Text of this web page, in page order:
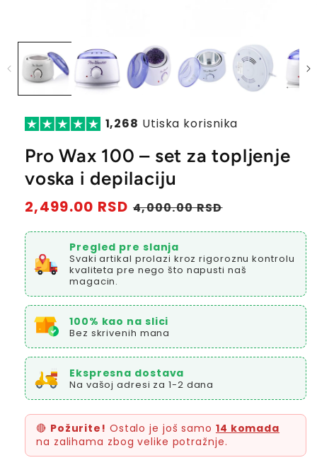
1,268 Utiska korisnika
Pro Wax 100 – set za topljenje
voska i depilaciju
Redovna
cena
2,499.00 RSD Prodajna
cena
4,000.00 RSD
Pregled pre slanja
Svaki artikal prolazi kroz rigoroznu kontrolu
kvaliteta pre nego što napusti naš
magacin.
100% kao na slici
Bez skrivenih mana
Ekspresna dostava
Na vašoj adresi za 1-2 dana
🔴 Požurite! Ostalo je još samo 14 komada
na zalihama zbog velike potražnje.